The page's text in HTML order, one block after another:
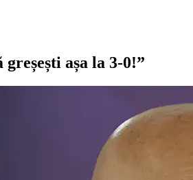
așa la 3-0!”